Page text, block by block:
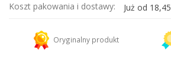
Koszt pakowania i dostawy: Już od 18,45
Kurier DHL
Dodaj więcej produktów do koszyka i zapłać
Oryginalny produkt